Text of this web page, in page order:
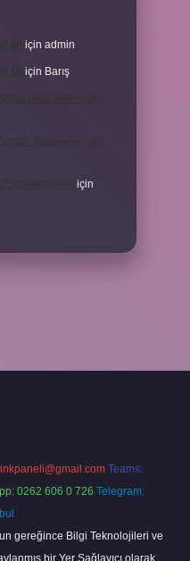
için admin
için Barış
için
Teams:
0262 606 0 726 Telegram:
gereğince Bilgi Teknolojileri ve
bir Yer Sağlayıcı olarak